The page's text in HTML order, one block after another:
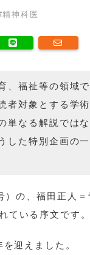
精神科医
、福祉等の領域
者対象とする学
単なる解説では
した特別企画の
）の、福田正人
ている序文です
迎えました。